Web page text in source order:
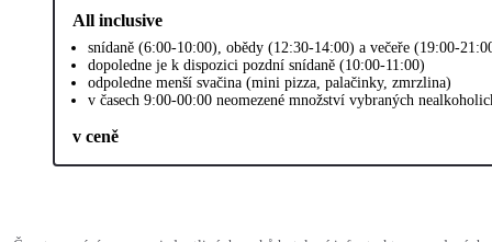
All inclusive
snídaně (6:00-10:00), obědy (12:30-14:00) a večeře (19:00-
dopoledne je k dispozici pozdní snídaně (10:00-11:00)
odpoledne menší svačina (mini pizza, palačinky, zmrzlina)
v časech 9:00-00:00 neomezené množství vybraných
v ceně